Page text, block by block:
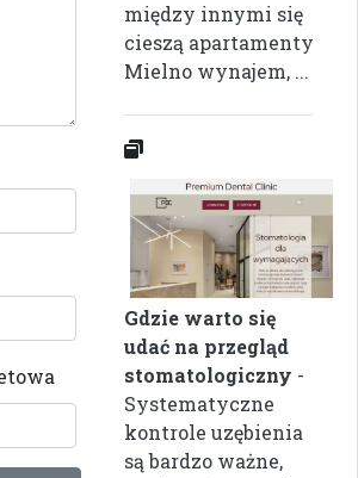
między innymi się
cieszą apartamenty
Mielno wynajem, ...
Gdzie warto się
udać na przegląd
stomatologiczny -
Systematyczne
kontrole uzębienia
są bardzo ważne,